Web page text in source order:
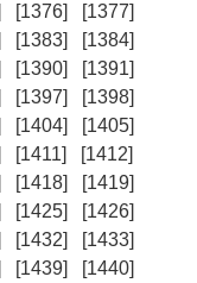
[1376]
[1377]
[1383]
[1384]
[1390]
[1391]
[1397]
[1398]
[1404]
[1405]
[1411]
[1412]
[1418]
[1419]
[1425]
[1426]
[1432]
[1433]
[1439]
[1440]